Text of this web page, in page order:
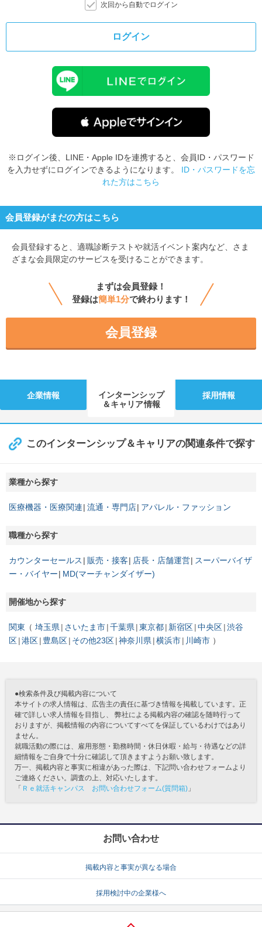
次回から自動でログイン
ログイン
※ログイン後、LINE・Apple IDを連携すると、会員ID・パスワード
を入力せずにログインできるようになります。 ID・パスワードを忘
れた方はこちら
会員登録がまだの方はこちら
会員登録すると、 適職診断テストや就活イベント案内など、さま
ざまな会員限定のサービスを受けることができます。
まずは会員登録！
登録は簡単1分で終わります！
会員登録
企業情報
インターンシップ
＆キャリア情報
採用情報
このインターンシップ＆キャリアの関連条件で探す
業種から探す
医療機器・医療関連 流通・専門店 アパレル・ファッション
職種から探す
カウンターセールス 販売・接客 店長・店舗運営
スーパーバイザ
ー・バイヤー
MD(マーチャンダイザー)
開催地から探す
関東 埼玉県 さいたま市 千葉県 東京都 新宿区 中央区 渋谷
区 港区 豊島区 その他23区 神奈川県 横浜市 川崎市
●検索条件及び掲載内容について
本サイトの求人情報は、広告主の責任に基づき情報を掲載しています。正
確で詳しい求人情報を目指し、 弊社による掲載内容の確認を随時行って
おりますが、掲載情報の内容についてすべてを保証しているわけではあり
ません。
就職活動の際には、雇用形態・勤務時間・休日休暇・給与・待遇などの詳
細情報をご自身で十分に確認して頂きますようお願い致します。
万一、掲載内容と事実に相違があった際は、下記問い合わせフォームより
ご連絡ください。調査の上、対応いたします。
「 Ｒｅ就活キャンパス お問い合わせフォーム(質問箱) 」
お問い合わせ
掲載内容と事実が異なる場合
採用検討中の企業様へ